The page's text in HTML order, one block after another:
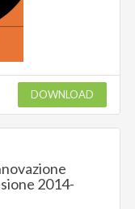
DOWNLOAD
2014-